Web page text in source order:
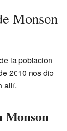
Monson
la población
2010 nos dio
allí.
Monson